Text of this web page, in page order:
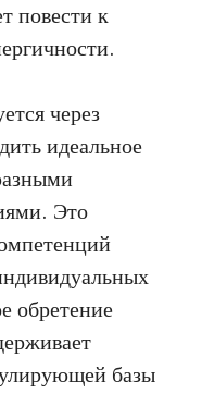
повести к
через
идеальное
Это
обретение
базы